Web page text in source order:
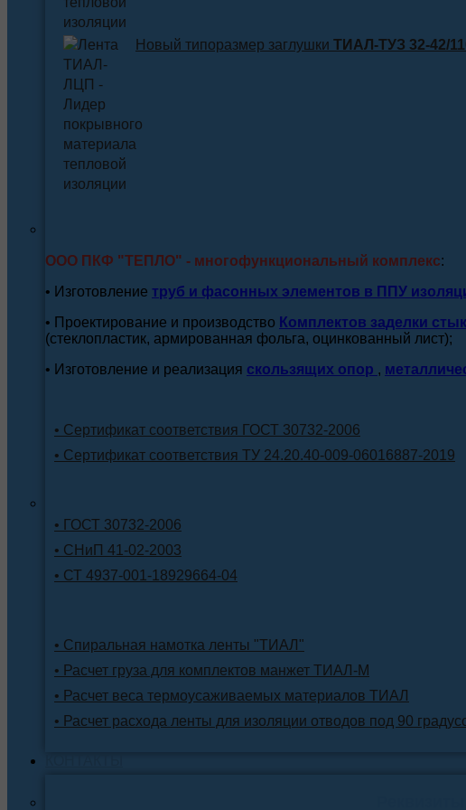
Новый типоразмер заглушки ТИАЛ-ТУЗ 32-42/
ООО ПКФ "ТЕПЛО" - многофункциональный комплекс:
• Изготовление труб и фасонных элементов в ППУ
• Проектирование и производство Комплектов заделки
(стеклопластик, армированная фольга, оцинкованный лист);
• Изготовление и реализация скользящих опор ,
• Сертификат соответствия ГОСТ 30732-2006
• Сертификат соответствия ТУ 24.20.40-009-06016887-2019
• ГОСТ 30732-2006
• СНиП 41-02-2003
• СТ 4937-001-18929664-04
• Спиральная намотка ленты "ТИАЛ"
• Расчет груза для комплектов манжет ТИАЛ-М
• Расчет веса термоусаживаемых материалов ТИАЛ
• Расчет расхода ленты для изоляции отводов под 90